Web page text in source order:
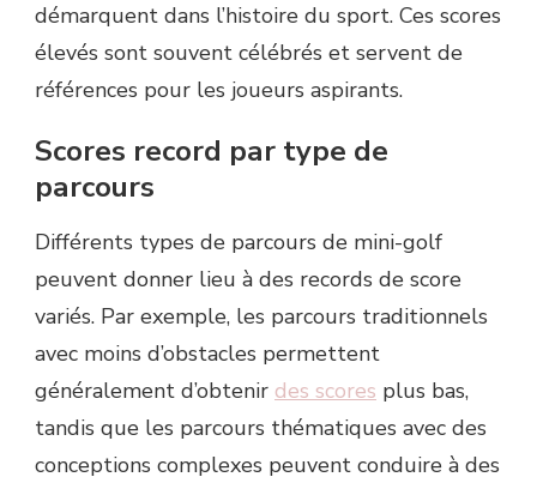
démarquent dans l’histoire du sport. Ces scores
élevés sont souvent célébrés et servent de
références pour les joueurs aspirants.
Scores record par type de
parcours
Différents types de parcours de mini-golf
peuvent donner lieu à des records de score
variés. Par exemple, les parcours traditionnels
avec moins d’obstacles permettent
généralement d’obtenir des scores plus bas,
tandis que les parcours thématiques avec des
conceptions complexes peuvent conduire à des